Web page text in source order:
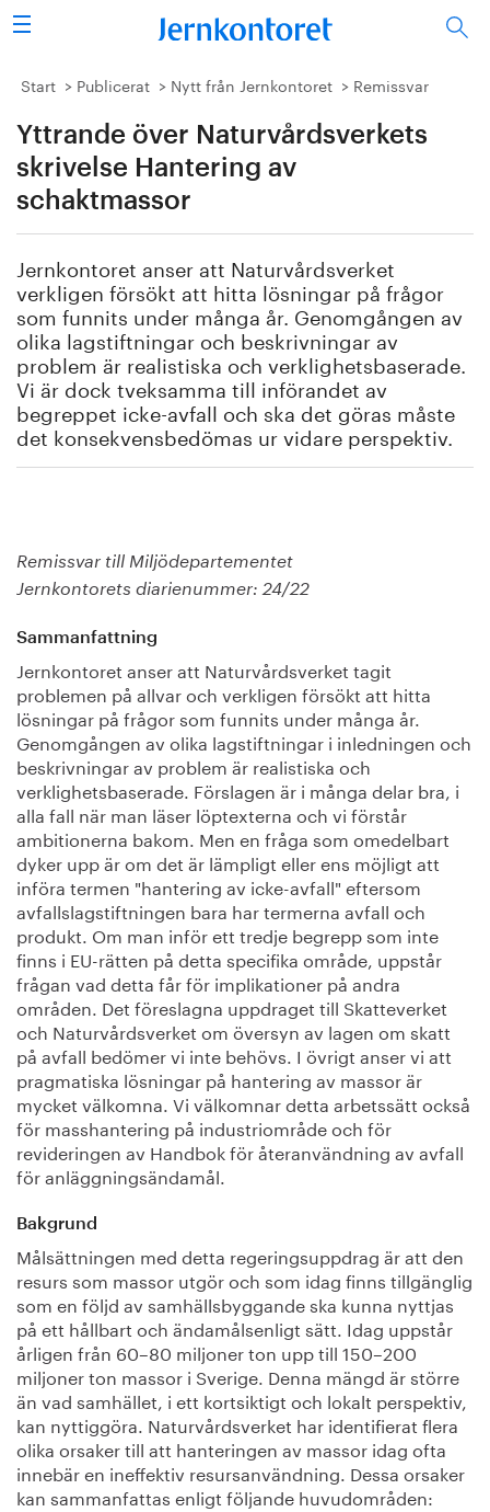
Sök
Stålindustrin
Vision 2050
Forskning/utbildning
Vi tycker
Publicerat
Bildbank
Om oss
Start Publicerat Nytt från Jernkontoret Remissvar
Yttrande över Naturvårdsverkets
skrivelse Hantering av
schaktmassor
Jernkontoret anser att Naturvårdsverket
verkligen försökt att hitta lösningar på frågor
som funnits under många år. Genomgången av
olika lagstiftningar och beskrivningar av
problem är realistiska och verklighetsbaserade.
Vi är dock tveksamma till införandet av
begreppet icke-avfall och ska det göras måste
det konsekvensbedömas ur vidare perspektiv.
Remissvar till Miljödepartementet
Jernkontorets diarienummer: 24/22
Sammanfattning
Jernkontoret anser att Naturvårdsverket tagit
problemen på allvar och verkligen försökt att hitta
lösningar på frågor som funnits under många år.
Genomgången av olika lagstiftningar i inledningen och
beskrivningar av problem är realistiska och
verklighetsbaserade. Förslagen är i många delar bra, i
alla fall när man läser löptexterna och vi förstår
ambitionerna bakom. Men en fråga som omedelbart
dyker upp är om det är lämpligt eller ens möjligt att
införa termen "hantering av icke-avfall" eftersom
avfallslagstiftningen bara har termerna avfall och
produkt. Om man inför ett tredje begrepp som inte
finns i EU-rätten på detta specifika område, uppstår
frågan vad detta får för implikationer på andra
områden. Det föreslagna uppdraget till Skatteverket
och Naturvårdsverket om översyn av lagen om skatt
på avfall bedömer vi inte behövs. I övrigt anser vi att
pragmatiska lösningar på hantering av massor är
mycket välkomna. Vi välkomnar detta arbetssätt också
för masshantering på industriområde och för
revideringen av Handbok för återanvändning av avfall
för anläggningsändamål.
Bakgrund
Målsättningen med detta regeringsuppdrag är att den
resurs som massor utgör och som idag finns tillgänglig
som en följd av samhällsbyggande ska kunna nyttjas
på ett hållbart och ändamålsenligt sätt. Idag uppstår
årligen från 60–80 miljoner ton upp till 150–200
miljoner ton massor i Sverige. Denna mängd är större
än vad samhället, i ett kortsiktigt och lokalt perspektiv,
kan nyttiggöra. Naturvårdsverket har identifierat flera
olika orsaker till att hanteringen av massor idag ofta
innebär en ineffektiv resursanvändning. Dessa orsaker
kan sammanfattas enligt följande huvudområden: